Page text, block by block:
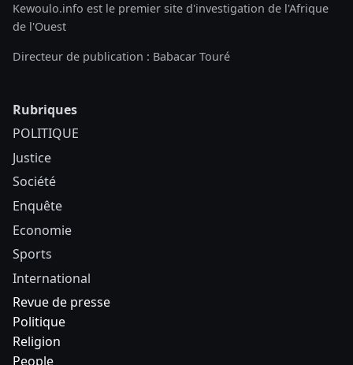
Kewoulo.info est le premier site d'investigation de l'Afrique
de l'Ouest
Directeur de publication : Babacar Touré
Rubriques
POLITIQUE
Justice
Société
Enquête
Economie
Sports
International
Revue de presse
Politique
Religion
People